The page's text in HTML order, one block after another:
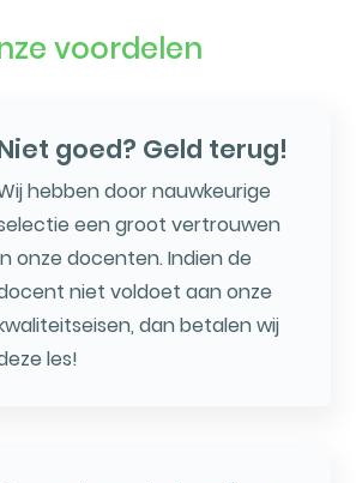
voordelen
goed? Geld terug!
hebben door nauwkeurige
een groot vertrouwen
onze docenten. Indien de
niet voldoet aan onze
dan betalen wij
les!